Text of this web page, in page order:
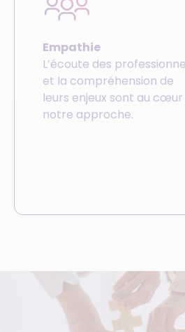
Empathie
L’écoute des
et la compréhension de
leurs enjeux sont au cœur
notre approche.